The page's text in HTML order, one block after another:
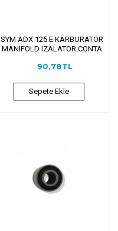
SYM ADX 125 E KARBURATOR
MANIFOLD IZALATOR CONTA
90,78TL
Sepete Ekle